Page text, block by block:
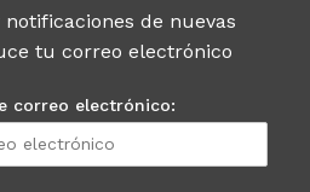
de nuevas
tu correo electrónico
correo electrónico: